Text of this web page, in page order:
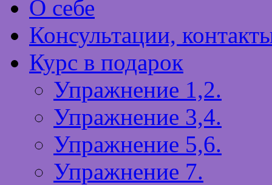
О себе
Консультации,
Курс в подарок
Упражнение 1,2.
Упражнение 3,4.
Упражнение 5,6.
Упражнение 7.